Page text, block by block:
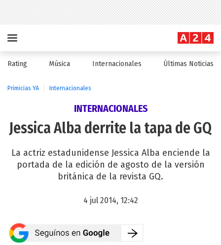
Rating Música Internacionales Últimas Noticias
Primicias YA Internacionales
INTERNACIONALES
Jessica Alba derrite la tapa de GQ
La actriz estadunidense Jessica Alba enciende la
portada de la edición de agosto de la versión
británica de la revista GQ.
4 jul 2014, 12:42